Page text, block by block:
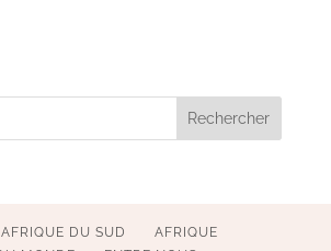
AFRIQUE DU SUD
AFRIQUE